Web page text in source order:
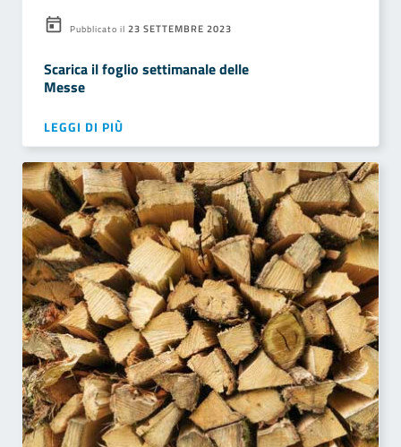
Pubblicato il 23 SETTEMBRE 2023
Scarica il foglio settimanale delle
Messe
LEGGI DI PIÙ